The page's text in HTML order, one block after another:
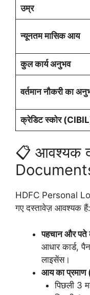
उम्र
न्यूनतम मासिक आय
कुल कार्य अनुभव
वर्तमान नौकरी का
क्रेडिट स्कोर
📋 आवश्यक
HDFC Personal
गए दस्तावेज़ आवश्यक हैं:
पहचान और पते
आधार कार्ड, पैन
लाइसेंस।
आय का
पिछली 3